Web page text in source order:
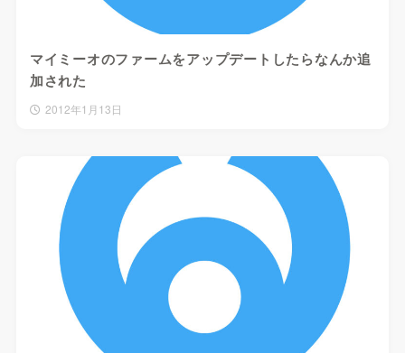
マイミーオのファームをアップデートしたらなんか追
加された
2012年1月13日